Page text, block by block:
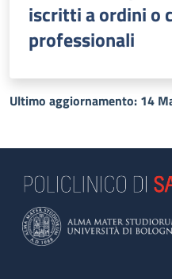
iscritti a ordini o
professionali
Ultimo aggiornamento: 14